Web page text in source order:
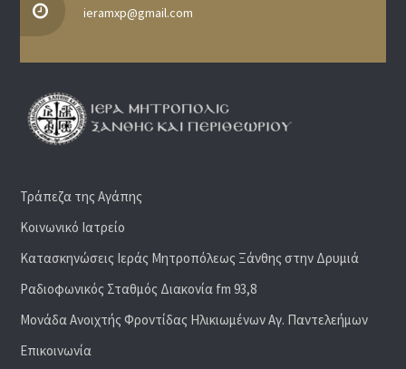
ieramxp@gmail.com
Τράπεζα της Αγάπης
Κοινωνικό Ιατρείο
Κατασκηνώσεις Ιεράς Μητροπόλεως Ξάνθης στην Δρυμιά
Ραδιoφωνικός Σταθμός Διακονία fm 93,8
Μονάδα Ανοιχτής Φροντίδας Ηλικιωμένων Αγ. Παντελεήμων
Επικοινωνία